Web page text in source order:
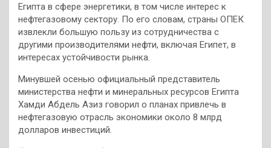
Египта в сфере энергетики, в том числе интерес к
нефтегазовому сектору. По его словам, страны ОПЕК
извлекли большую пользу из сотрудничества с
другими производителями нефти, включая Египет, в
интересах устойчивости рынка.
Минувшей осенью официальный представитель
министерства нефти и минеральных ресурсов Египта
Хамди Абдель Азиз говорил о планах привлечь в
нефтегазовую отрасль экономики около 8 млрд
долларов инвестиций.